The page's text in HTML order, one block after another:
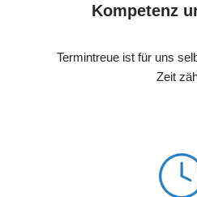
Kompetenz
Termintreue ist für uns
Zeit